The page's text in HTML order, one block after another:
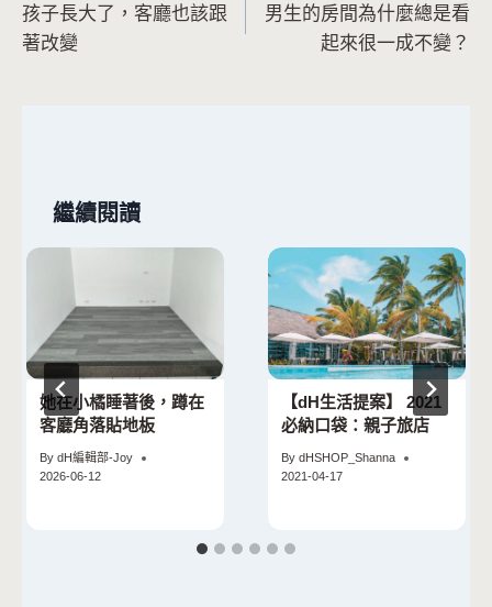
章
孩子長大了，客廳也該跟
著改變
男生的房間為什麼總是看
起來很一成不變？
繼續閱讀
她在小橘睡著後，蹲在
客廳角落貼地板
By dH編輯部-Joy
2026-06-12
【dH生活提案】 2021
必納口袋：親子旅店
By dHSHOP_Shanna
2021-04-17